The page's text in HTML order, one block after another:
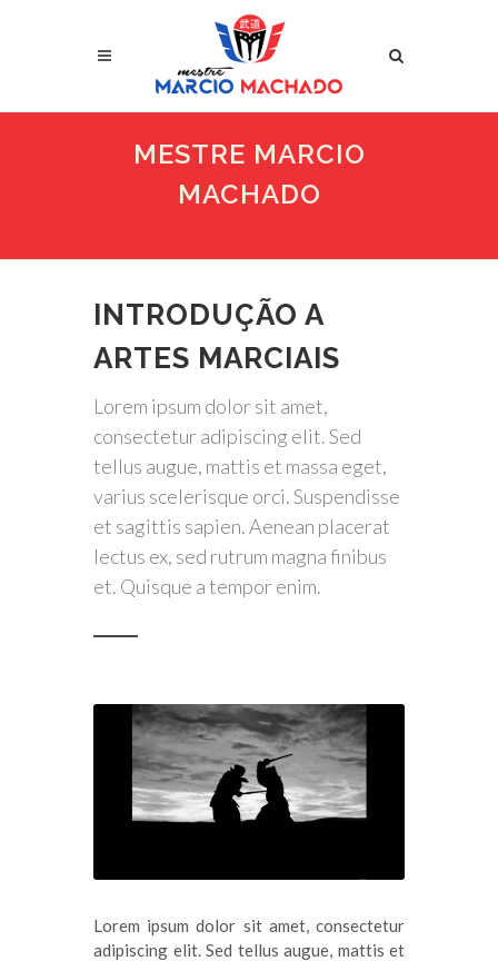
MESTRE MARCIO
MACHADO
INTRODUÇÃO A
ARTES MARCIAIS
Lorem ipsum dolor sit amet,
consectetur adipiscing elit. Sed
tellus augue, mattis et massa eget,
varius scelerisque orci. Suspendisse
et sagittis sapien. Aenean placerat
lectus ex, sed rutrum magna finibus
et. Quisque a tempor enim.
Lorem ipsum dolor sit amet, consectetur
adipiscing elit. Sed tellus augue, mattis et